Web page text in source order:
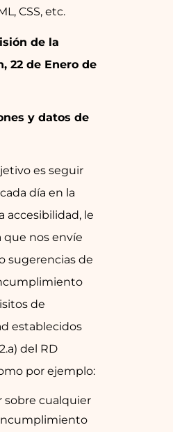
CSS, etc.
de la
22 de Enero de
y datos de
es seguir
día en la
accesibilidad, le
que nos envíe
sugerencias de
de
establecidos
del RD
por ejemplo:
sobre cualquier